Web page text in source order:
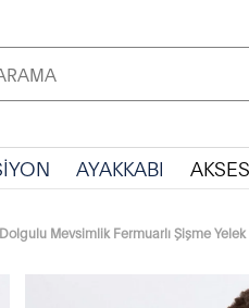
AYAKKABI
Mevsimlik Fermuarlı Şişme